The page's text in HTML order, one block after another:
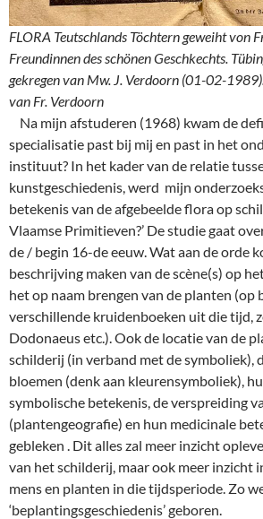
FLORA Teutschlands Töchtern geweiht von
Freundinnen des schönen Geschkechts.
gekregen van Mw. J. Verdoorn (01-02-
van Fr. Verdoorn
Na mijn afstuderen (1968) kwam de
specialisatie past bij mij en past in het
instituut? In het kader van de relatie
kunstgeschiedenis, werd mijn
betekenis van de afgebeelde flora op
Vlaamse Primitieven?’ De studie gaat
de / begin 16-de eeuw. Wat aan de orde
beschrijving maken van de scène(s) op
het op naam brengen van de planten (op
verschillende kruidenboeken uit die tijd,
Dodonaeus etc.). Ook de locatie van de
schilderij (in verband met de symboliek),
bloemen (denk aan kleurensymboliek),
symbolische betekenis, de verspreiding
(plantengeografie) en hun medicinale
gebleken . Dit alles zal meer inzicht
van het schilderij, maar ook meer inzicht
mens en planten in die tijdsperiode. Zo
‘beplantingsgeschiedenis’ geboren.